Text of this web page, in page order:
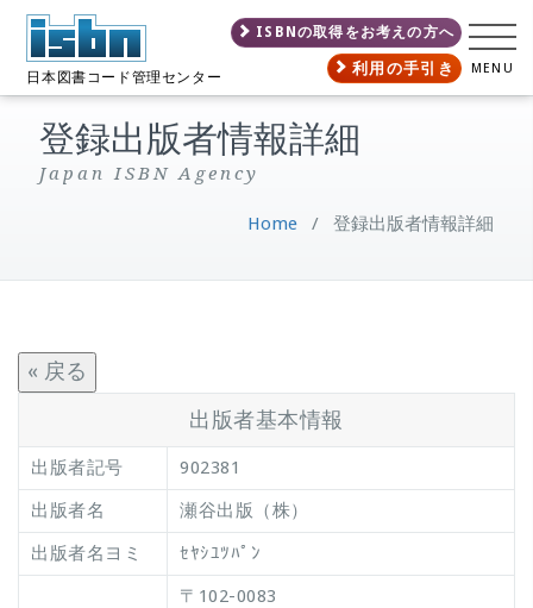
日本図書コード管理センター MENU
ISBNの取得をお考えの方へ
利用の手引き
登録出版者情報詳細
Japan ISBN Agency
Home / 登録出版者情報詳細
« 戻る
出版者基本情報
出版者記号
902381
出版者名
瀬谷出版（株）
出版者名ヨミ
ｾﾔｼﾕﾂﾊﾟﾝ
〒102-0083